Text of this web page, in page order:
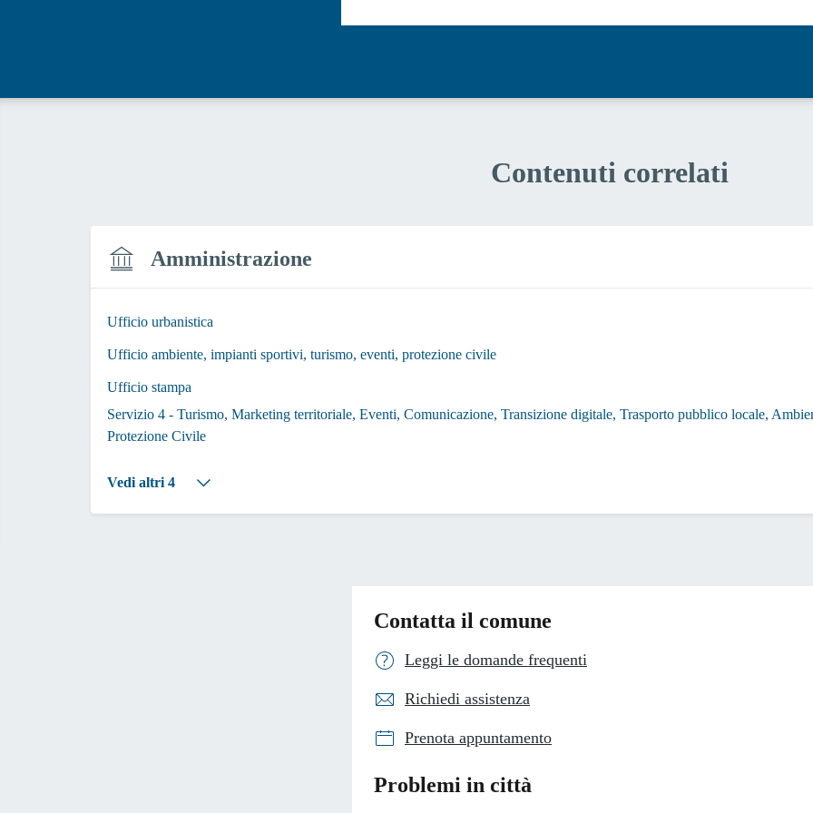
Contenuti correlati
Amministrazione
Ufficio urbanistica
Ufficio ambiente, impianti sportivi, turismo, eventi, protezione civile
Ufficio stampa
Servizio 4 - Turismo, Marketing territoriale, Eventi, Comunicazione, Transizione digitale, Trasporto pubblico locale,
Protezione Civile
Vedi altri 4
Contatta il comune
Leggi le domande frequenti
Richiedi assistenza
Prenota appuntamento
Problemi in città